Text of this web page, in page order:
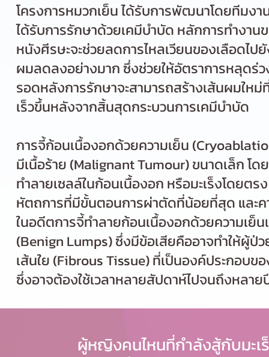
โครงการหมวกเย็น ได้รับการพัฒนาโดยทีมง
ได้รับการรักษาด้วยเคมีบำบัด หลักการทำง
หนังศีรษะจะช่วยลดการไหลเวียนของเลือดไ
ผมลดลงอย่างมาก ซึ่งช่วยให้อัตราการหลุด
รอดหลังการรักษาจะสามารถสร้างเส้นผมใ
เร็วขึ้นหลังจากสิ้นสุดกระบวนการเคมีบำบัด
การจี้ก้อนเนื้องอกด้วยความเย็น
มีเนื้อร้าย (Malignant Tumour) ขนาดเล็ก โ
ทำลายเซลล์ในก้อนเนื้องอก หรือมะเร็งโดยต
หัตถการที่มีขั้นตอนการผ่าตัดที่น้อยที่สุด และ
ในอดีตการจี้ทำลายก้อนเนื้องอกด้วยความเย็
(Benign Lumps) ซึ่งมีข้อเสียคืออาจทำให้ผู้ป่
เส้นใย (Fibrous Tissue) ที่เป็นองค์ประกอบข
ซึ่งอาจต้องใช้เวลาหลายสัปดาห์ไปจนถึงหล
ผู้หญิงคนไหนที่กำลังสู้กับมะ